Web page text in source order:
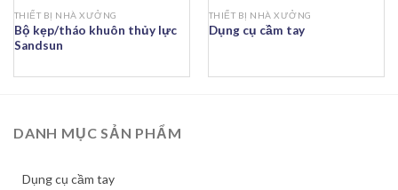
THIẾT BỊ NHÀ XƯỞNG
Bộ kẹp/tháo khuôn thủy lực
Sandsun
THIẾT BỊ NHÀ XƯỞNG
Dụng cụ cầm tay
DANH MỤC SẢN PHẨM
Dụng cụ cầm tay